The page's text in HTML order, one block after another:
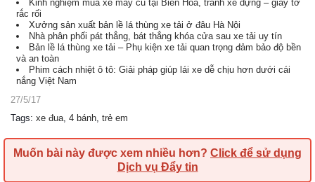
Kinh nghiệm mua xe máy cũ tại Biên Hòa, tránh xe dựng – giấy tờ
rắc rối
Xưởng sản xuất bản lề lá thùng xe tải ở đâu Hà Nội
Nhà phân phối pát thẳng, bát thẳng khóa cửa sau xe tải uy tín
Bản lề lá thùng xe tải – Phụ kiện xe tải quan trọng đảm bảo độ bền
và an toàn
Phim cách nhiệt ô tô: Giải pháp giúp lái xe dễ chịu hơn dưới cái
nắng Việt Nam
27/5/17
Tags: xe đua, 4 bánh, trẻ em
Muốn bài này được xem nhiều hơn? Click để sử dụng
Dịch vụ Đẩy tin